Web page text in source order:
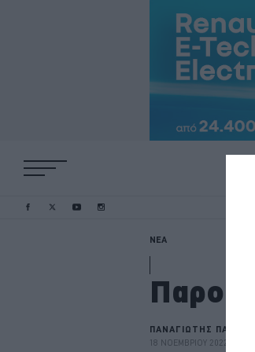
ΝΕΑ
ΠΑΝΑΓΙΩΤΗΣ
18 ΝΟΕΜΒΡΙΟΥ 2022